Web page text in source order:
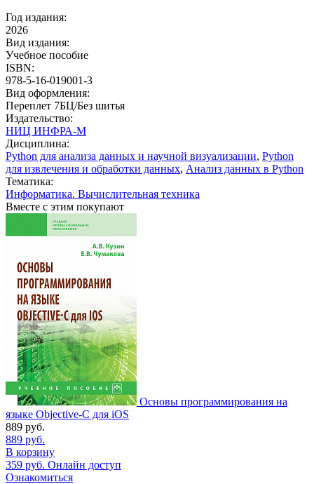
Год издания:
2026
Вид издания:
Учебное пособие
ISBN:
978-5-16-019001-3
Вид оформления:
Переплет 7БЦ/Без шитья
Издательство:
НИЦ ИНФРА-М
Дисциплина:
Python для анализа данных и научной визуализации, Python
для извлечения и обработки данных, Анализ данных в Python
Тематика:
Информатика. Вычислительная техника
Вместе с этим покупают
Основы программирования на
языке Objective-C для iOS
889 руб.
889 руб.
В корзину
359 руб. Онлайн доступ
Ознакомиться